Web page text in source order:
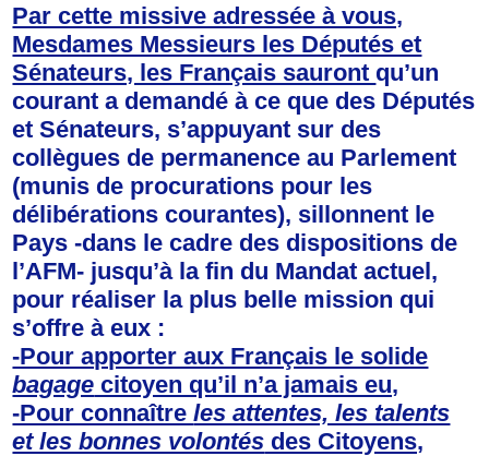
Par cette missive adressée à vous,
Mesdames Messieurs les Députés et
Sénateurs, les Français sauront qu’un
courant a demandé à ce que des Députés
et Sénateurs, s’appuyant sur des
collègues de permanence au Parlement
(munis de procurations pour les
délibérations courantes), sillonnent le
Pays -dans le cadre des dispositions de
l’AFM- jusqu’à la fin du Mandat actuel,
pour réaliser la plus belle mission qui
s’offre à eux :
-Pour apporter aux Français le solide
bagage citoyen qu’il n’a jamais eu,
-Pour connaîtreles attentes, les talents
et les bonnes volontés des Citoyens,